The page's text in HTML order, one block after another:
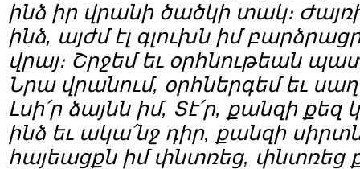
ինձ իր վրանի ծածկի տակ։
ինձ, այժմ էլ գլուխն իմ
վրայ։ Շրջեմ եւ օրհնութեան
Նրա վրանում, օրհներգեմ եւ
Լսի՛ր ձայնն իմ, Տէ՛ր, քանզի քեզ
ինձ եւ ակա՛նջ դիր, քանզի
հայեացքն իմ փնտռեց, փնտռեց